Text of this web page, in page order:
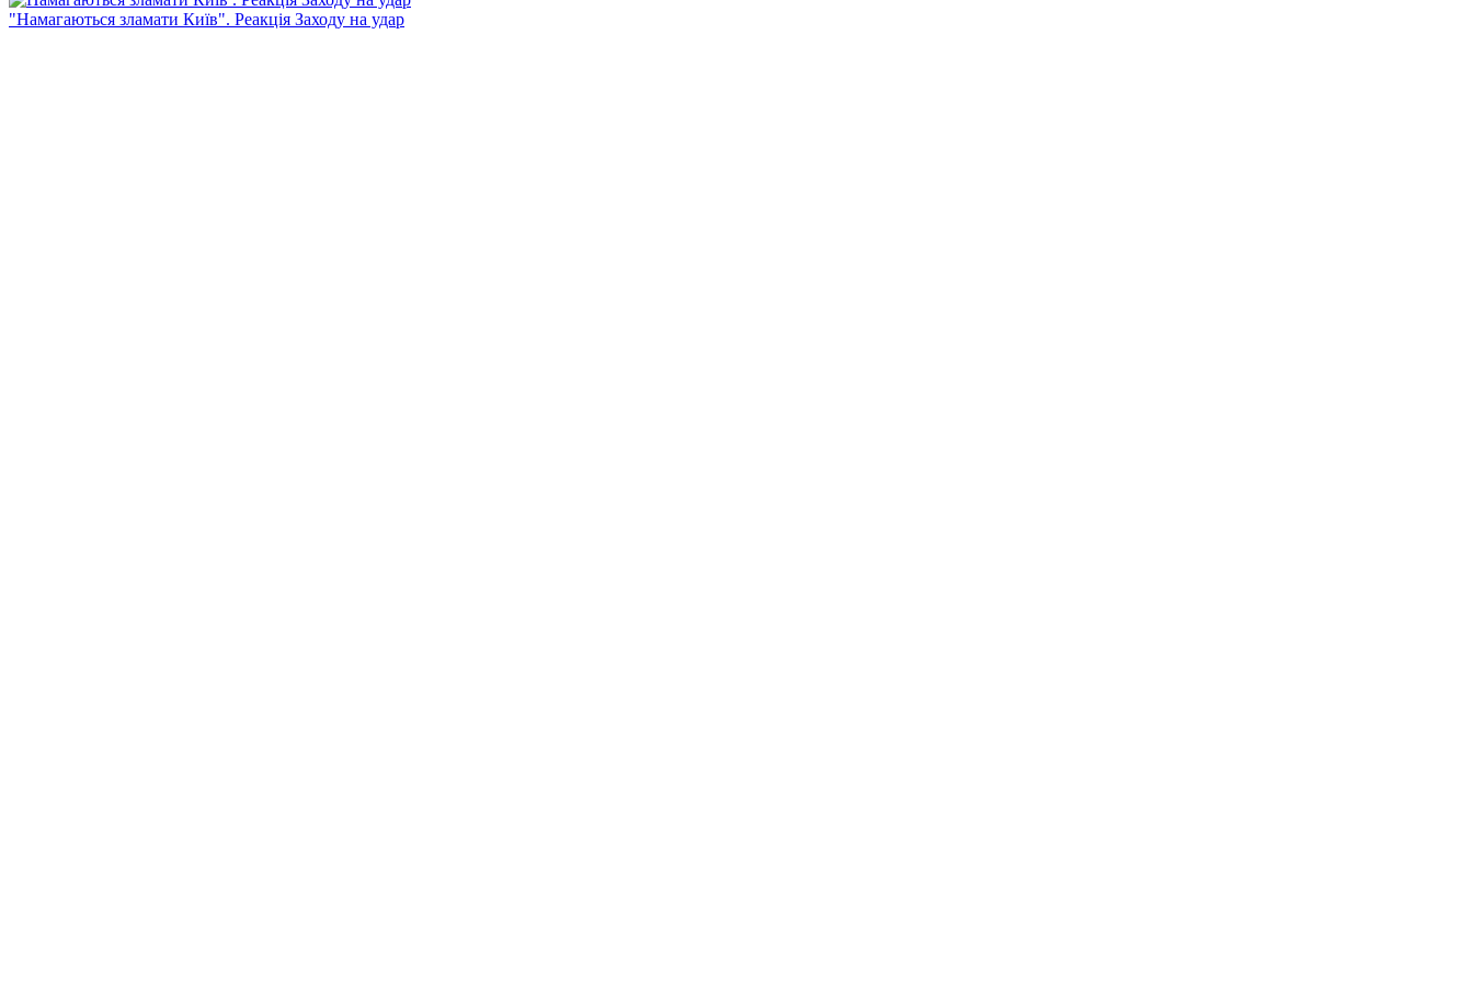
"Намагаються зламати Київ". Реакція Заходу на удар